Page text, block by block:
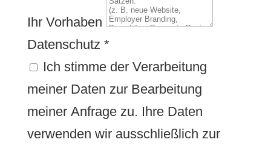
Ihr Vorhaben
Datenschutz *
meiner Daten zur Bearbeitung
meiner Anfrage zu. Ihre Daten
verwenden wir ausschließlich zur